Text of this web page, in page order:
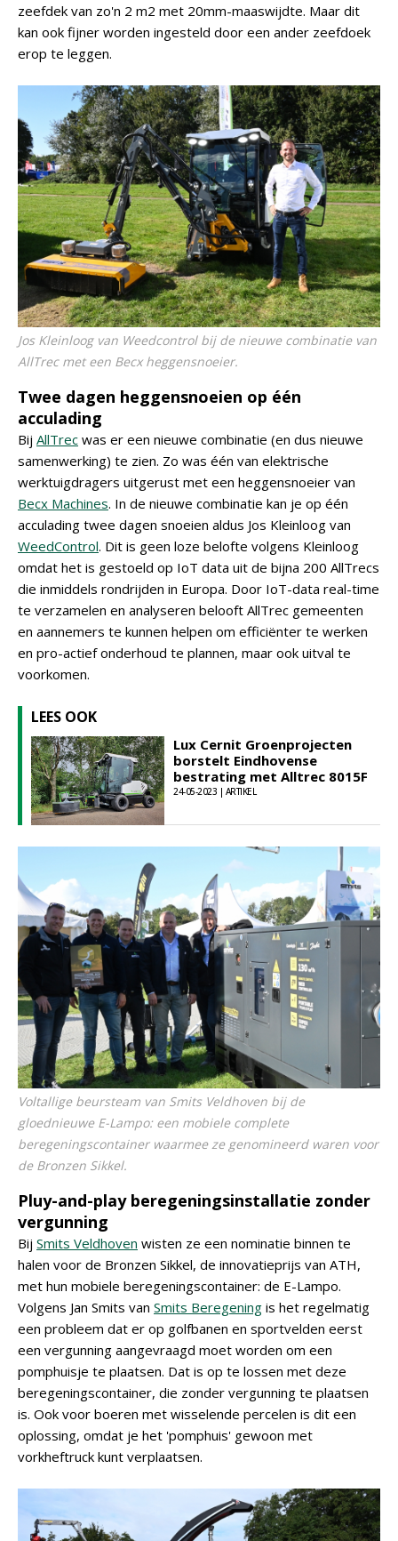
zeefdek van zo'n 2 m2 met 20mm-maaswijdte. Maar dit
kan ook fijner worden ingesteld door een ander zeefdoek
erop te leggen.
Jos Kleinloog van Weedcontrol bij de nieuwe combinatie van
AllTrec met een Becx heggensnoeier.
Twee dagen heggensnoeien op één
acculading
Bij AllTrec was er een nieuwe combinatie (en dus nieuwe
samenwerking) te zien. Zo was één van elektrische
werktuigdragers uitgerust met een heggensnoeier van
Becx Machines. In de nieuwe combinatie kan je op één
acculading twee dagen snoeien aldus Jos Kleinloog van
WeedControl. Dit is geen loze belofte volgens Kleinloog
omdat het is gestoeld op IoT data uit de bijna 200 AllTrecs
die inmiddels rondrijden in Europa. Door IoT-data real-time
te verzamelen en analyseren belooft AllTrec gemeenten
en aannemers te kunnen helpen om efficiënter te werken
en pro-actief onderhoud te plannen, maar ook uitval te
voorkomen.
LEES OOK
Lux Cernit Groenprojecten
borstelt Eindhovense
bestrating met Alltrec 8015F
24-05-2023 | ARTIKEL
Voltallige beursteam van Smits Veldhoven bij de
gloednieuwe E-Lampo: een mobiele complete
beregeningscontainer waarmee ze genomineerd waren voor
de Bronzen Sikkel.
Pluy-and-play beregeningsinstallatie zonder
vergunning
Bij Smits Veldhoven wisten ze een nominatie binnen te
halen voor de Bronzen Sikkel, de innovatieprijs van ATH,
met hun mobiele beregeningscontainer: de E-Lampo.
Volgens Jan Smits van Smits Beregening is het regelmatig
een probleem dat er op golfbanen en sportvelden eerst
een vergunning aangevraagd moet worden om een
pomphuisje te plaatsen. Dat is op te lossen met deze
beregeningscontainer, die zonder vergunning te plaatsen
is. Ook voor boeren met wisselende percelen is dit een
oplossing, omdat je het 'pomphuis' gewoon met
vorkheftruck kunt verplaatsen.